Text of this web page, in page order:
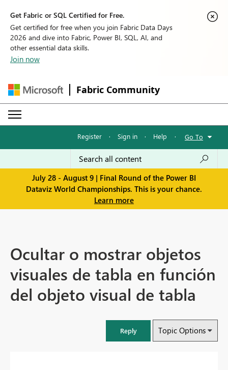
Get Fabric or SQL Certified for Free.
Get certified for free when you join Fabric Data Days
2026 and dive into Fabric, Power BI, SQL, AI, and
other essential data skills.
Join now
Fabric Community
Register · Sign in · Help · Go To
July 28 - August 9 | Final Round of the Power BI
Dataviz World Championships. This is your chance.
Learn more
Ocultar o mostrar objetos
visuales de tabla en función
del objeto visual de tabla
Reply Topic Options